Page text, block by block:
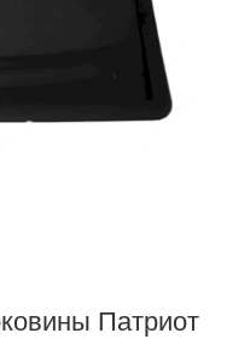
Патриот